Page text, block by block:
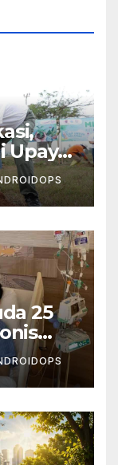
Upaya
25